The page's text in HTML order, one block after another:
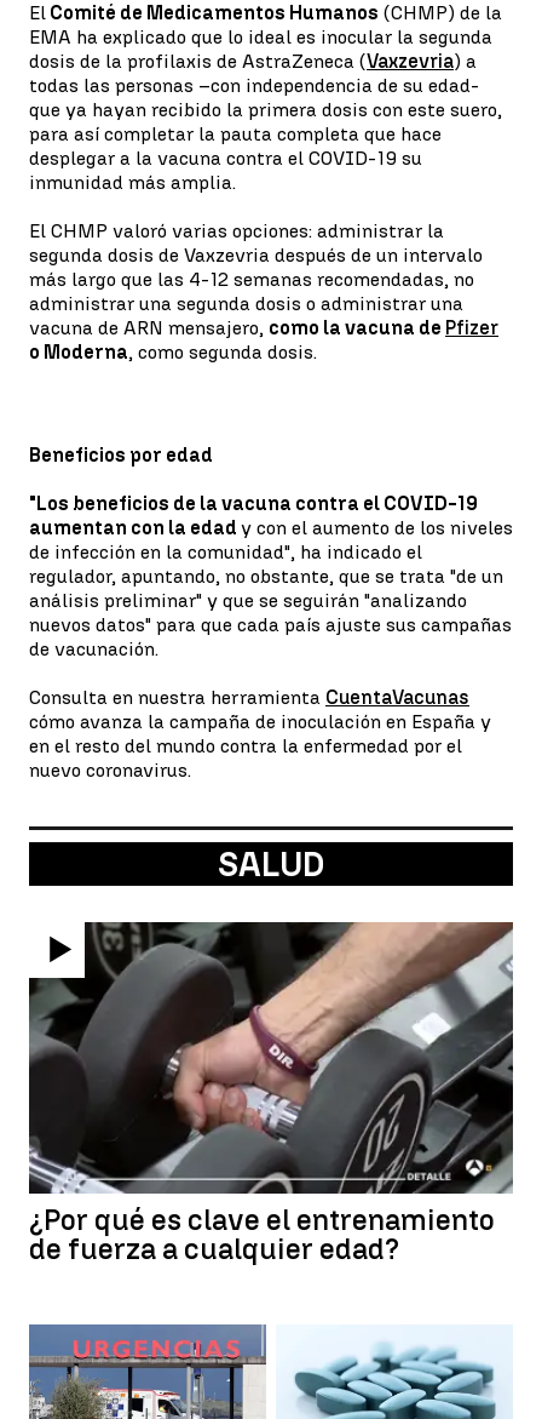
El Comité de Medicamentos Humanos (CHMP) de la
EMA ha explicado que lo ideal es inocular la segunda
dosis de la profilaxis de AstraZeneca (Vaxzevria) a
todas las personas –con independencia de su edad-
que ya hayan recibido la primera dosis con este suero,
para así completar la pauta completa que hace
desplegar a la vacuna contra el COVID-19 su
inmunidad más amplia.
El CHMP valoró varias opciones: administrar la
segunda dosis de Vaxzevria después de un intervalo
más largo que las 4-12 semanas recomendadas, no
administrar una segunda dosis o administrar una
vacuna de ARN mensajero, como la vacuna de Pfizer
o Moderna, como segunda dosis.
Beneficios por edad
"Los beneficios de la vacuna contra el COVID-19
aumentan con la edad y con el aumento de los niveles
de infección en la comunidad", ha indicado el
regulador, apuntando, no obstante, que se trata "de un
análisis preliminar" y que se seguirán "analizando
nuevos datos" para que cada país ajuste sus campañas
de vacunación.
Consulta en nuestra herramienta CuentaVacunas
cómo avanza la campaña de inoculación en España y
en el resto del mundo contra la enfermedad por el
nuevo coronavirus.
SALUD
¿Por qué es clave el entrenamiento
de fuerza a cualquier edad?